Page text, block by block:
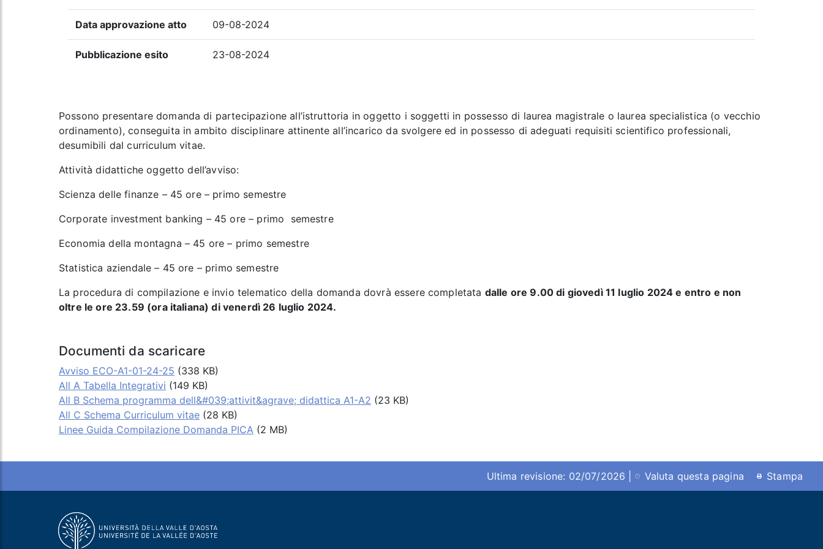
Data approvazione atto 09-08-2024
Pubblicazione esito 23-08-2024
Possono presentare domanda di partecipazione all’istruttoria in oggetto i soggetti in possesso di laurea magistrale o laurea specialistica (o vecchio
ordinamento), conseguita in ambito disciplinare attinente all’incarico da svolgere ed in possesso di adeguati requisiti scientifico professionali,
desumibili dal curriculum vitae.
Attività didattiche oggetto dell’avviso:
Scienza delle finanze – 45 ore – primo semestre
Corporate investment banking – 45 ore – primo semestre
Economia della montagna – 45 ore – primo semestre
Statistica aziendale – 45 ore – primo semestre
La procedura di compilazione e invio telematico della domanda dovrà essere completata dalle ore 9.00 di giovedì 11 luglio 2024 e entro e non
oltre le ore 23.59 (ora italiana) di venerdì 26 luglio 2024.
Documenti da scaricare
Avviso ECO-A1-01-24-25 (338 KB)
All A Tabella Integrativi (149 KB)
All B Schema programma dell&#039;attivit&agrave; didattica A1-A2 (23 KB)
All C Schema Curriculum vitae (28 KB)
Linee Guida Compilazione Domanda PICA (2 MB)
Ultima revisione: 02/07/2026 | Valuta questa pagina Stampa